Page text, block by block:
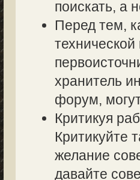
поискать, а
Перед тем,
хранитель
форум,
Критикуя
Критикуйте
желание
давайте